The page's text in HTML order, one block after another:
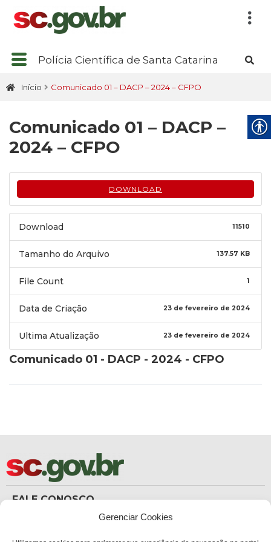
Gerenciar Cookies
Polícia Científica de Santa Catarina
Início Comunicado 01 – DACP – 2024 – CFPO
Comunicado 01 – DACP –
2024 – CFPO
DOWNLOAD
Download 11510
Tamanho do Arquivo 137.57 KB
File Count 1
Data de Criação 23 de fevereiro de 2024
Ultima Atualização 23 de fevereiro de 2024
Comunicado 01 - DACP - 2024 - CFPO
FALE CONOSCO
Carteira de Identidade